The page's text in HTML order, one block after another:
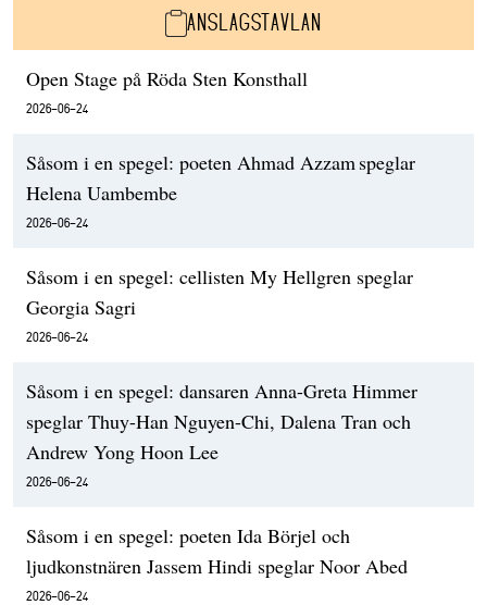
ANSLAGSTAVLAN
Open Stage på Röda Sten Konsthall
2026-06-24
Såsom i en spegel: poeten Ahmad Azzam speglar
Helena Uambembe
2026-06-24
Såsom i en spegel: cellisten My Hellgren speglar
Georgia Sagri
2026-06-24
Såsom i en spegel: dansaren Anna-Greta Himmer
speglar Thuy-Han Nguyen-Chi, Dalena Tran och
Andrew Yong Hoon Lee
2026-06-24
Såsom i en spegel: poeten Ida Börjel och
ljudkonstnären Jassem Hindi speglar Noor Abed
2026-06-24